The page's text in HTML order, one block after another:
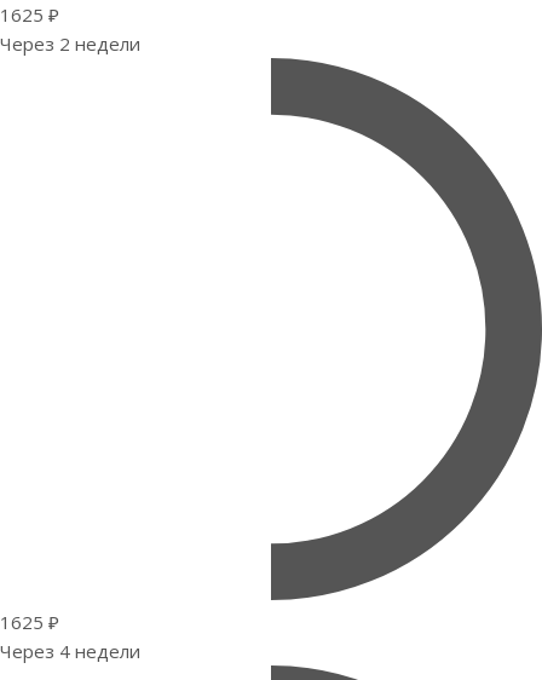
1625 ₽
Через 2 недели
1625 ₽
Через 4 недели